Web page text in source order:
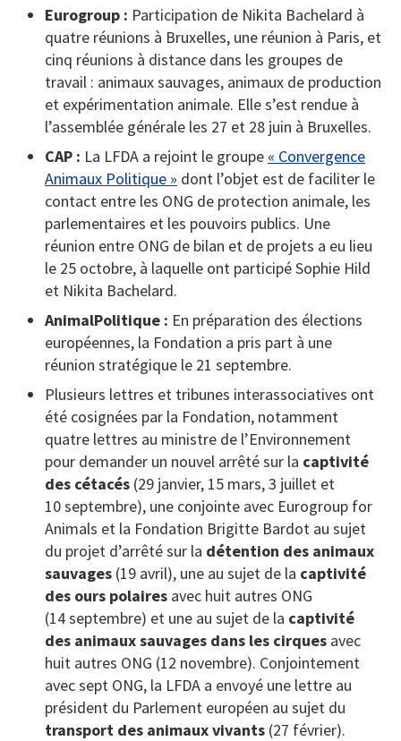
Eurogroup : Participation de Nikita Bachelard à
quatre réunions à Bruxelles, une réunion à Paris, et
cinq réunions à distance dans les groupes de
travail : animaux sauvages, animaux de production
et expérimentation animale. Elle s’est rendue à
l’assemblée générale les 27 et 28 juin à Bruxelles.
CAP : La LFDA a rejoint le groupe « Convergence
Animaux Politique » dont l’objet est de faciliter le
contact entre les ONG de protection animale, les
parlementaires et les pouvoirs publics. Une
réunion entre ONG de bilan et de projets a eu lieu
le 25 octobre, à laquelle ont participé Sophie Hild
et Nikita Bachelard.
AnimalPolitique : En préparation des élections
européennes, la Fondation a pris part à une
réunion stratégique le 21 septembre.
Plusieurs lettres et tribunes interassociatives ont
été cosignées par la Fondation, notamment
quatre lettres au ministre de l’Environnement
pour demander un nouvel arrêté sur la captivité
des cétacés (29 janvier, 15 mars, 3 juillet et
10 septembre), une conjointe avec Eurogroup for
Animals et la Fondation Brigitte Bardot au sujet
du projet d’arrêté sur la détention des animaux
sauvages (19 avril), une au sujet de la captivité
des ours polaires avec huit autres ONG
(14 septembre) et une au sujet de la captivité
des animaux sauvages dans les cirques avec
huit autres ONG (12 novembre). Conjointement
avec sept ONG, la LFDA a envoyé une lettre au
président du Parlement européen au sujet du
transport des animaux vivants (27 février).